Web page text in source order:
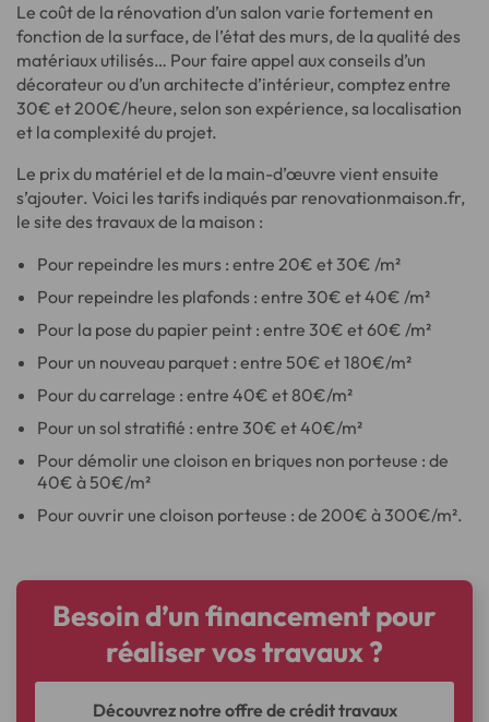
Le coût de la rénovation d’un salon varie fortement en
fonction de la surface, de l’état des murs, de la qualité des
matériaux utilisés… Pour faire appel aux conseils d’un
décorateur ou d’un architecte d’intérieur, comptez entre
30€ et 200€/heure, selon son expérience, sa localisation
et la complexité du projet.
Le prix du matériel et de la main-d’œuvre vient ensuite
s’ajouter. Voici les tarifs indiqués par renovationmaison.fr,
le site des travaux de la maison :
Pour repeindre les murs : entre 20€ et 30€ /m²
Pour repeindre les plafonds : entre 30€ et 40€ /m²
Pour la pose du papier peint : entre 30€ et 60€ /m²
Pour un nouveau parquet : entre 50€ et 180€/m²
Pour du carrelage : entre 40€ et 80€/m²
Pour un sol stratifié : entre 30€ et 40€/m²
Pour démolir une cloison en briques non porteuse : de
40€ à 50€/m²
Pour ouvrir une cloison porteuse : de 200€ à 300€/m².
Besoin d’un financement pour
réaliser vos travaux ?
Découvrez notre offre de crédit travaux